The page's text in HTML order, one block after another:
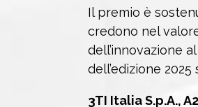
Il premio è
credono nel
dell’innovazione
dell’edizione 2025
3TI Italia S.p.A.,